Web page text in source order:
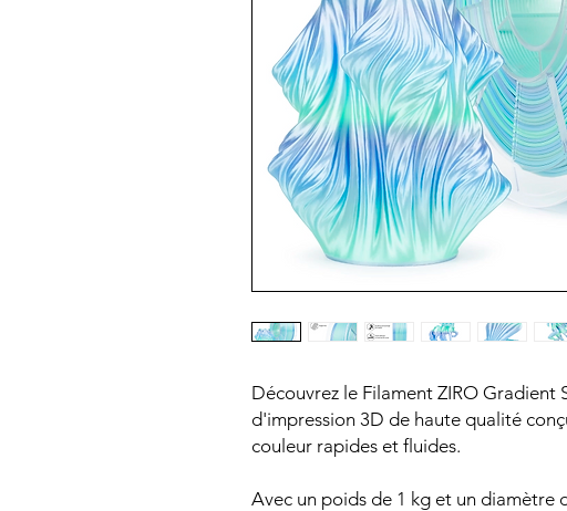
Découvrez le Filament ZIRO Gradient
d'impression 3D de haute qualité
couleur rapides et fluides.
Avec un poids de 1 kg et un diamètre